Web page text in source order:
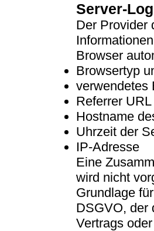
Server-
Der Provider
Browser
Browsertyp
verwendetes
Referrer URL
Hostname
Uhrzeit der
IP-Adresse
Eine
wird nicht
Grundlage
DSGVO, der
Vertrags